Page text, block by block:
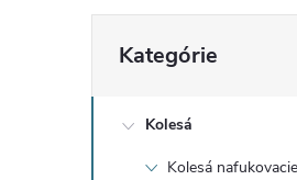
o
kategórie
Kategórie
Kolesá
Kolesá nafukovacie